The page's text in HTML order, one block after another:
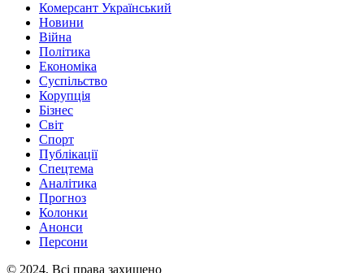
Комерсант Український
Новини
Війна
Політика
Економіка
Суспільство
Корупція
Бізнес
Світ
Спорт
Публікації
Спецтема
Аналітика
Прогноз
Колонки
Анонси
Персони
© 2024, Всі права захищено